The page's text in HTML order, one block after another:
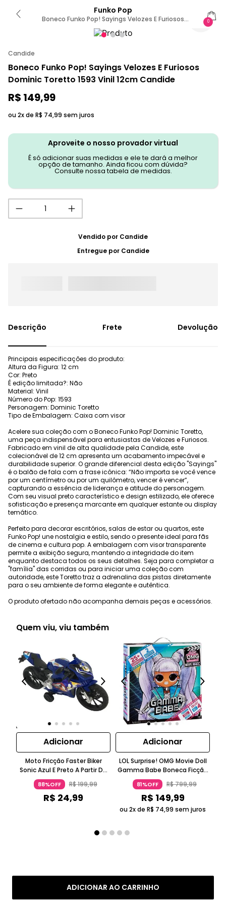
Funko Pop
Boneco Funko Pop! Sayings Velozes E Furiosos
Dominic Toretto
0
Candide
Boneco Funko Pop! Sayings Velozes E Furiosos
Dominic Toretto 1593 Vinil 12cm Candide
R$ 149,99
ou 2x de R$ 74,99 sem juros
Aproveite o nosso provador virtual
É só adicionar suas medidas e ele te dará a melhor
opção de tamanho. Ainda ficou com dúvida?
Consulte nossa tabela de medidas.
ADICIONAR AO CARRINHO
Vendido por Candide
Entregue por Candide
Frete Devolução
Principais especificações do produto:
Altura da Figura: 12 cm
Cor: Preto
É edição limitada?: Não
Material: Vinil
Número do Pop: 1593
Personagem: Dominic Toretto
Tipo de Embalagem: Caixa com visor
Acelere sua coleção com o Boneco Funko Pop! Dominic Toretto,
uma peça indispensável para entusiastas de Velozes e Furiosos.
Fabricado em vinil de alta qualidade pela Candide, este
colecionável de 12 cm apresenta um acabamento impecável e
durabilidade superior. O grande diferencial desta edição "Sayings"
é o balão de fala com a frase icônica: “Não importa se você vence
por um centímetro ou por um quilômetro, vencer é vencer”,
capturando a essência de liderança e atitude do personagem.
Com seu visual preto característico e design estilizado, ele oferece
sofisticação e presença marcante em qualquer estante ou display
temático.
Perfeito para decorar escritórios, salas de estar ou quartos, este
Funko Pop! une nostalgia e estilo, sendo o presente ideal para fãs
de cinema e cultura pop. A embalagem com visor transparente
permite a exibição segura, mantendo a integridade do item
enquanto destaca todos os seus detalhes. Seja para completar a
"família" das corridas ou para iniciar uma coleção com
autoridade, este Toretto traz a adrenalina das pistas diretamente
para o seu ambiente de forma elegante e autêntica.
O produto ofertado não acompanha demais peças e acessórios.
Quem viu, viu também
Adicionar
Moto Fricção Faster Biker
Sonic Azul E Preto A Partir De
Três Anos Candide
88%OFF R$199,99
R$ 24,99
Adicionar
LOL Surprise! OMG Movie Doll
Gamma Babe Boneca Ficção
Científica Roxo Metálico 5-7
Anos Candide
81%OFF R$799,99
R$ 149,99
ou 2x de R$ 74,99 sem juros